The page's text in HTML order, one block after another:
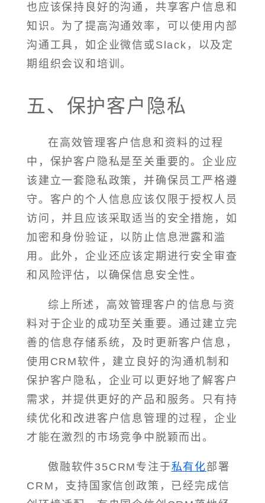
也应该保持良好的沟通，共享客户信息和
知识。为了提高沟通效率，可以使用内部
沟通工具，如企业微信或Slack，以及定
期组织会议和培训。
五、保护客户隐私
在高效管理客户信息和资料的过程
中，保护客户隐私是至关重要的。企业应
该建立一套隐私政策，并确保员工严格遵
守。客户的个人信息应该仅限于授权人员
访问，并且应该采取适当的安全措施，如
加密和身份验证，以防止信息泄露和滥
用。此外，企业还应该定期进行安全审查
和风险评估，以确保信息安全性。
综上所述，高效管理客户的信息与资
料对于企业的成功至关重要。通过建立完
善的信息存储系统，及时更新客户信息，
使用CRM软件，建立良好的沟通机制和
保护客户隐私，企业可以更好地了解客户
需求，并提供更好的产品和服务。只有持
续优化和改进客户信息管理的过程，企业
才能在激烈的市场竞争中脱颖而出。
傲融软件35CRM专注于私有化部署
CRM，支持国家信创政策，已经完成信